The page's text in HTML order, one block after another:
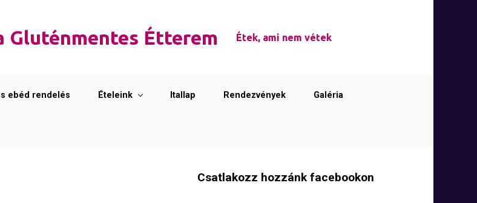
Gluténmentes Étterem Étek, ami nem vétek
ebéd rendelés Ételeink Itallap Rendezvények Galéria
Csatlakozz hozzánk facebookon